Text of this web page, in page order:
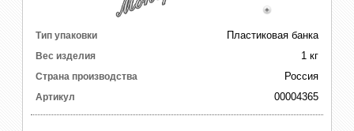
Тип упаковки Пластиковая банка
Вес изделия 1 кг
Страна производства Россия
Артикул 00004365